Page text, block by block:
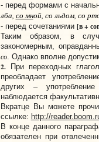
- перед формами с
лба, со мной, со льдом, со
- перед сочетаниями [в +
Таким образом, в
закономерным,
со. Однако вполне
2.При переходных
преобладает
других –
наблюдается
Вкратце Вы можете
ссылке: http://
В конце данного
обязателен при